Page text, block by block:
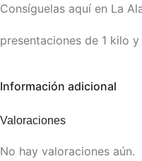
Consíguelas aquí en La
presentaciones de 1 kilo
Información adicional
Valoraciones
No hay valoraciones aún.